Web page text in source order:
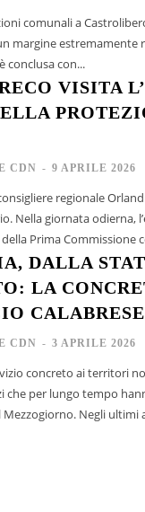
comunali a
margine estremamente
conclusa con...
VISITA
CDN - 9 APRILE 2026
regionale
Nella giornata odierna,
Prima Commissione
DALLA
LA
CALABRESE
CDN - 3 APRILE 2026
concreto ai territori
che per lungo tempo
Negli ultimi